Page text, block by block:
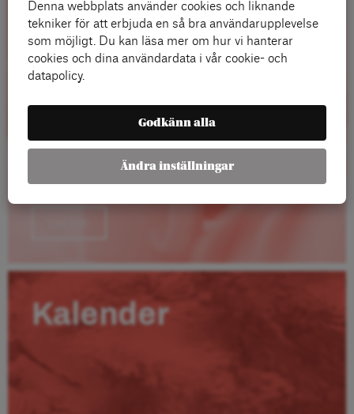
Kalender
Denna webbplats använder cookies och liknande
tekniker för att erbjuda en så bra användarupplevelse
som möjligt. Du kan läsa mer om hur vi hanterar
cookies och dina användardata i vår cookie- och
datapolicy.
Godkänn alla
Ändra inställningar